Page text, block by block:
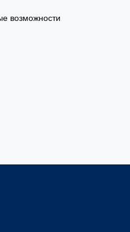
возможности